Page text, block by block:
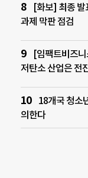
[화보] 최종 발
과제 막판 점검
[임팩트비즈
저탄소 산업은 전
18개국 청소
의한다